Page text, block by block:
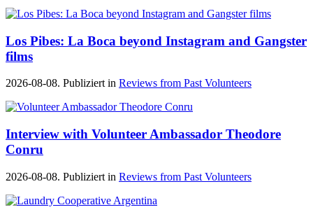
Los Pibes: La Boca beyond Instagram and Gangster
films
2026-08-08. Publiziert in Reviews from Past Volunteers
Interview with Volunteer Ambassador Theodore
Conru
2026-08-08. Publiziert in Reviews from Past Volunteers